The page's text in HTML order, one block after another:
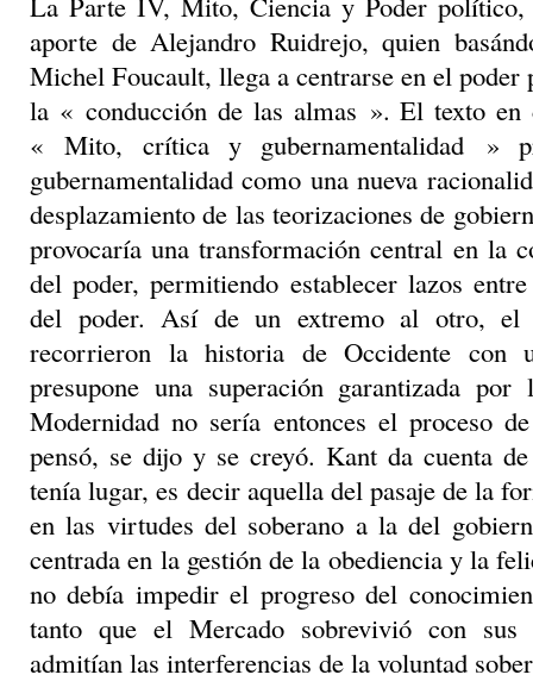
aporte de Alejandro Ruidrejo, quien
Michel Foucault, llega a centrarse en el poder
la « conducción de las almas ». El texto en
« Mito, crítica y gubernamentalidad »
gubernamentalidad como una nueva
desplazamiento de las teorizaciones de
provocaría una transformación central en la
del poder, permitiendo establecer lazos
del poder. Así de un extremo al otro,
recorrieron la historia de Occidente con
presupone una superación garantizada
Modernidad no sería entonces el proceso
pensó, se dijo y se creyó. Kant da cuenta
tenía lugar, es decir aquella del pasaje de la
en las virtudes del soberano a la del
centrada en la gestión de la obediencia y la
no debía impedir el progreso del
tanto que el Mercado sobrevivió con sus
admitían las interferencias de la voluntad